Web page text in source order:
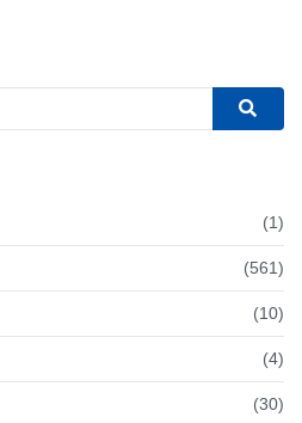
(1)
(561)
(10)
(4)
(30)